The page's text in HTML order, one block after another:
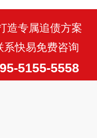
造专属追债方案
系快易免费咨询
5155-5558